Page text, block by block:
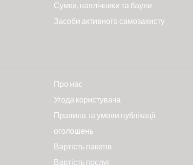
Сумки, наплічники та баули
Засоби активного самозахисту
Про нас
Угода користувача
Правила та умови публікації
оголошень
Вартість пакетів
Вартість послуг